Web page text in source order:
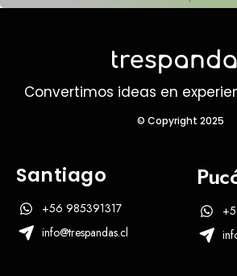
Convertimos ideas en
© Copyright 2025
Santiago
+56 985391317
info@trespandas.cl